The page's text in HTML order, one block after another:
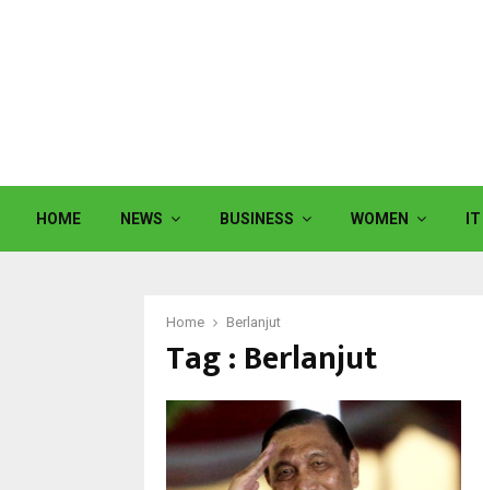
HOME NEWS BUSINESS WOMEN IT
Home Berlanjut
Tag : Berlanjut